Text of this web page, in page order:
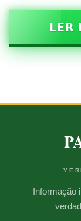
𝗟𝗘𝗥
Informação